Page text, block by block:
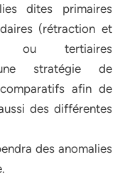
dites primaires
(rétraction et
ou tertiaires
une stratégie de
afin de
des différentes
des anomalies